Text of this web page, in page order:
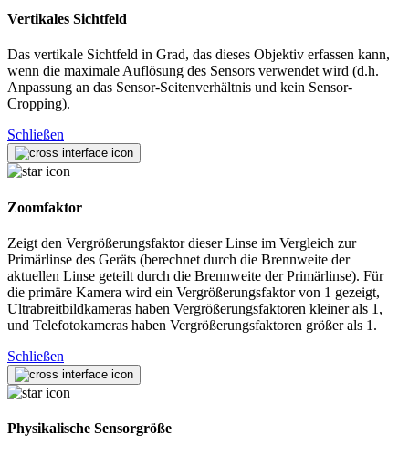
Vertikales Sichtfeld
Das vertikale Sichtfeld in Grad, das dieses Objektiv erfassen kann,
wenn die maximale Auflösung des Sensors verwendet wird (d.h.
Anpassung an das Sensor-Seitenverhältnis und kein Sensor-
Cropping).
Schließen
Zoomfaktor
Zeigt den Vergrößerungsfaktor dieser Linse im Vergleich zur
Primärlinse des Geräts (berechnet durch die Brennweite der
aktuellen Linse geteilt durch die Brennweite der Primärlinse). Für
die primäre Kamera wird ein Vergrößerungsfaktor von 1 gezeigt,
Ultrabreitbildkameras haben Vergrößerungsfaktoren kleiner als 1,
und Telefotokameras haben Vergrößerungsfaktoren größer als 1.
Schließen
Physikalische Sensorgröße